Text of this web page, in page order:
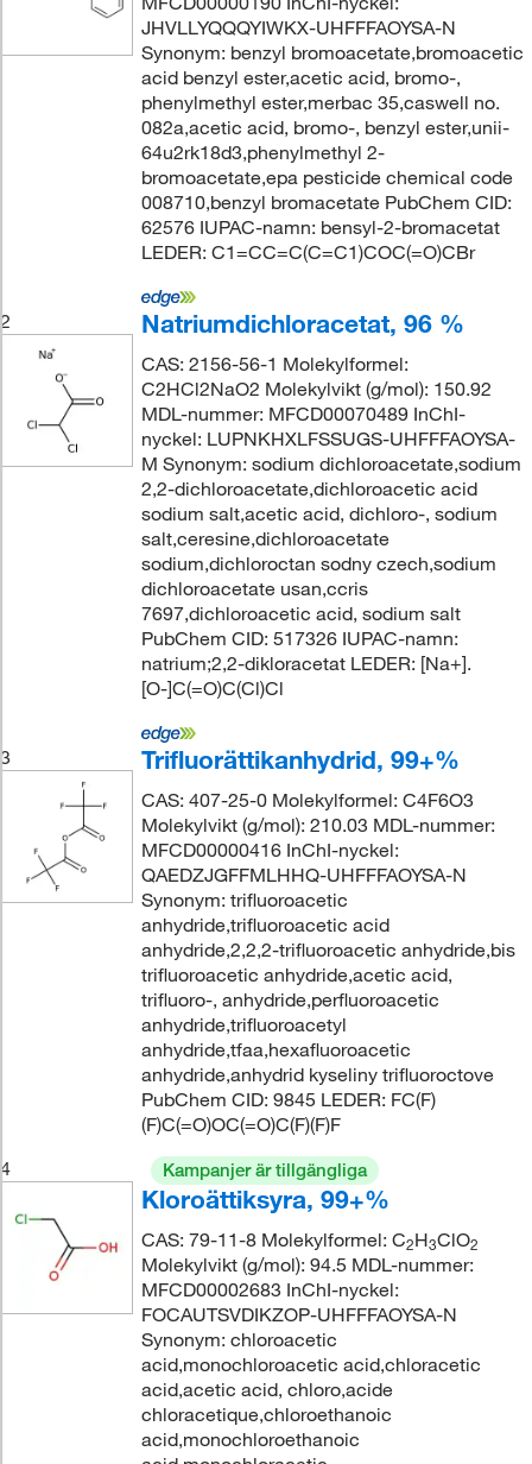
JHVLLYQQQYIWKX-UHFFFAOYSA-N
Synonym: benzyl bromoacetate,bromoacetic
acid benzyl ester,acetic acid, bromo-,
phenylmethyl ester,merbac 35,caswell no.
082a,acetic acid, bromo-, benzyl ester,unii-
64u2rk18d3,phenylmethyl 2-
bromoacetate,epa pesticide chemical code
008710,benzyl bromacetate PubChem CID:
62576 IUPAC-namn: bensyl-2-bromacetat
LEDER: C1=CC=C(C=C1)COC(=O)CBr
2 Natriumdichloracetat, 96 %
CAS: 2156-56-1 Molekylformel:
C2HCl2NaO2 Molekylvikt (g/mol): 150.92
MDL-nummer: MFCD00070489 InChI-
nyckel: LUPNKHXLFSSUGS-UHFFFAOYSA-
M Synonym: sodium dichloroacetate,sodium
2,2-dichloroacetate,dichloroacetic acid
sodium salt,acetic acid, dichloro-, sodium
salt,ceresine,dichloroacetate
sodium,dichloroctan sodny czech,sodium
dichloroacetate usan,ccris
7697,dichloroacetic acid, sodium salt
PubChem CID: 517326 IUPAC-namn:
natrium;2,2-dikloracetat LEDER: [Na+].
[O-]C(=O)C(Cl)Cl
3 Trifluorättikanhydrid, 99+%
CAS: 407-25-0 Molekylformel: C4F6O3
Molekylvikt (g/mol): 210.03 MDL-nummer:
MFCD00000416 InChI-nyckel:
QAEDZJGFFMLHHQ-UHFFFAOYSA-N
Synonym: trifluoroacetic
anhydride,trifluoroacetic acid
anhydride,2,2,2-trifluoroacetic anhydride,bis
trifluoroacetic anhydride,acetic acid,
trifluoro-, anhydride,perfluoroacetic
anhydride,trifluoroacetyl
anhydride,tfaa,hexafluoroacetic
anhydride,anhydrid kyseliny trifluoroctove
PubChem CID: 9845 LEDER: FC(F)
(F)C(=O)OC(=O)C(F)(F)F
4
Kampanjer är tillgängliga
Kloroättiksyra, 99+%
CAS: 79-11-8 Molekylformel: C2H3ClO2
Molekylvikt (g/mol): 94.5 MDL-nummer:
MFCD00002683 InChI-nyckel:
FOCAUTSVDIKZOP-UHFFFAOYSA-N
Synonym: chloroacetic
acid,monochloroacetic acid,chloracetic
acid,acetic acid, chloro,acide
chloracetique,chloroethanoic
acid,monochloroethanoic